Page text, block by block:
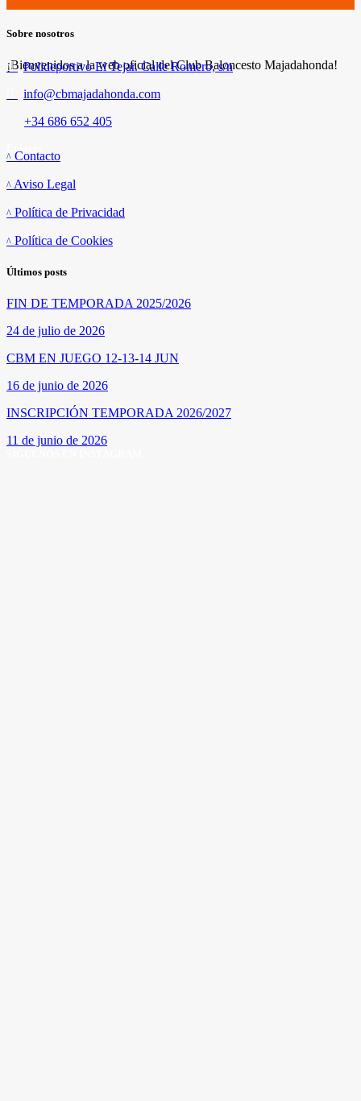
Sobre nosotros
¡Bienvenidos a la web oficial del Club Baloncesto Majadahonda!
Polideportivo El Tejar. Calle Romero, s/n
info@cbmajadahonda.com
+34 686 652 405
Contacto
Aviso Legal
Política de Privacidad
Política de Cookies
Últimos posts
FIN DE TEMPORADA 2025/2026
24 de julio de 2026
CBM EN JUEGO 12-13-14 JUN
16 de junio de 2026
INSCRIPCIÓN TEMPORADA 2026/2027
11 de junio de 2026